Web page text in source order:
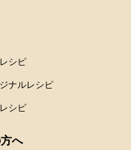
シピ
ナルレシピ
シピ
へ